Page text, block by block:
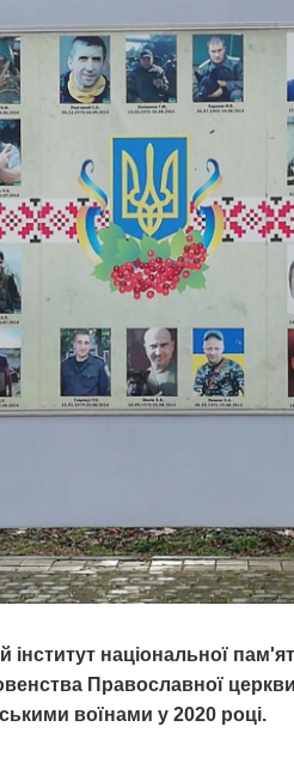
інститут національної
Православної
воїнами у 2020 році.